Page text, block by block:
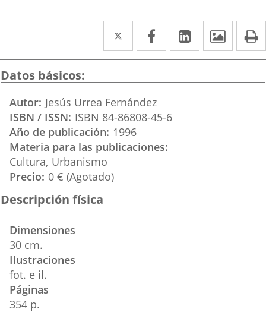
Twitter
Enlace
a
externa.
Facebook
Enlace
a
externa.
Linkedin
Enlace
a
Datos básicos
Autor Jesús Urrea Fernández
ISBN / ISSN ISBN 84-86808-45-6
Año de publicación 1996
Materia para las publicaciones
Cultura Urbanismo
Precio 0 € (Agotado)
Descripción física
Dimensiones
30 cm.
Ilustraciones
fot. e il.
Páginas
354 p.